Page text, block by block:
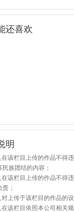
还喜欢
明
在该栏目上传的作品不得
民族团结的内容；
在该栏目上传的作品不得
；
上传于该栏目的作品的
在该栏目依照本公司相关